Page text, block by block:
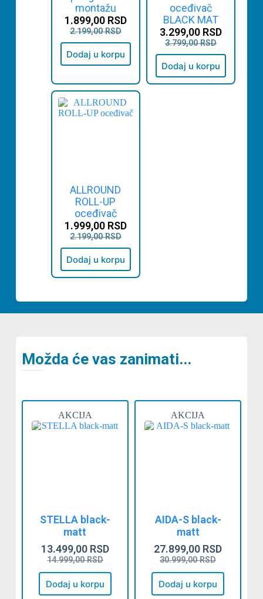
montažu
2.199,00RSD
1.899,00 RSD
Dodaj u korpu
oceđivač
BLACK MAT
3.799,00RSD
3.299,00 RSD
Dodaj u korpu
ALLROUND
ROLL-UP
oceđivač
2.199,00RSD
1.999,00 RSD
Dodaj u korpu
Možda će vas zanimati...
AKCIJA
STELLA black-
matt
14.999,00RSD
13.499,00 RSD
Dodaj u korpu
AKCIJA
AIDA-S black-
matt
30.999,00RSD
27.899,00 RSD
Dodaj u korpu